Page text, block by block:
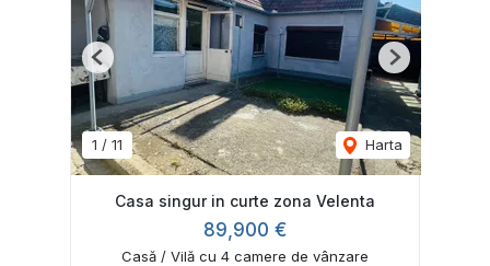
1 / 11 Harta
Previous Next
Casa singur in curte zona Velenta
89,900 €
Casă / Vilă cu 4 camere de vânzare